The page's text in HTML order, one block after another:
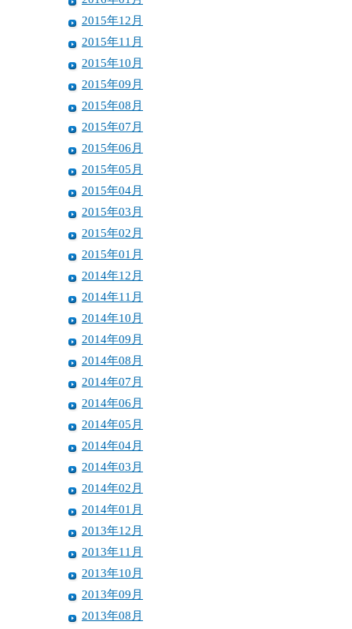
2015年12月
2015年11月
2015年10月
2015年09月
2015年08月
2015年07月
2015年06月
2015年05月
2015年04月
2015年03月
2015年02月
2015年01月
2014年12月
2014年11月
2014年10月
2014年09月
2014年08月
2014年07月
2014年06月
2014年05月
2014年04月
2014年03月
2014年02月
2014年01月
2013年12月
2013年11月
2013年10月
2013年09月
2013年08月